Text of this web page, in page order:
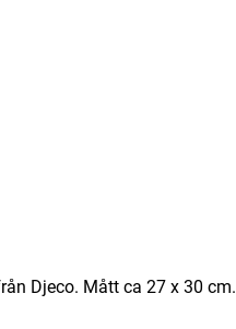
Djeco. Mått ca 27 x 30 cm.